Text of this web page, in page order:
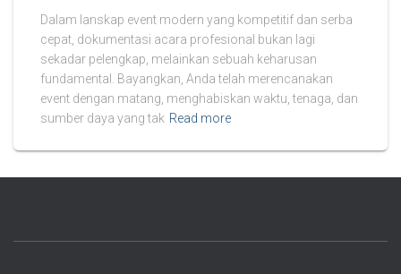
Dalam lanskap event modern yang kompetitif dan serba
cepat, dokumentasi acara profesional bukan lagi
sekadar pelengkap, melainkan sebuah keharusan
fundamental. Bayangkan, Anda telah merencanakan
event dengan matang, menghabiskan waktu, tenaga, dan
sumber daya yang tak Read more